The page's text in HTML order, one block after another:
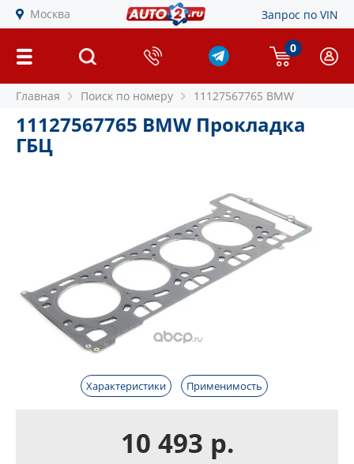
Москва Запрос по VIN
0
Главная Поиск по номеру 11127567765 BMW
11127567765 BMW Прокладка
ГБЦ
Характеристики Применимость
10 493 р.